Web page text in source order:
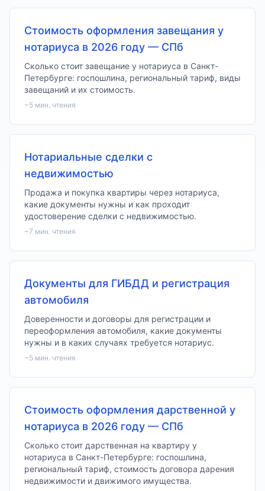
Стоимость оформления завещания у
нотариуса в 2026 году — СПб
Сколько стоит завещание у нотариуса в Санкт-
Петербурге: госпошлина, региональный тариф, виды
завещаний и их стоимость.
~5 мин. чтения
Нотариальные сделки с
недвижимостью
Продажа и покупка квартиры через нотариуса,
какие документы нужны и как проходит
удостоверение сделки с недвижимостью.
~7 мин. чтения
Документы для ГИБДД и регистрация
автомобиля
Доверенности и договоры для регистрации и
переоформления автомобиля, какие документы
нужны и в каких случаях требуется нотариус.
~5 мин. чтения
Стоимость оформления дарственной у
нотариуса в 2026 году — СПб
Сколько стоит дарственная на квартиру у
нотариуса в Санкт-Петербурге: госпошлина,
региональный тариф, стоимость договора дарения
недвижимости и движимого имущества.